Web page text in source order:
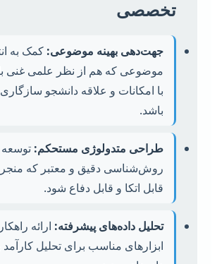
تخصصی
جهت‌دهی بهینه موضوعی: کمک به
موضوعی که هم از نظر علمی غنی
با امکانات و علاقه دانشجو
باشد.
طراحی متدولوژی مستحکم:
روش‌شناسی دقیق و معتبر که منجر
قابل اتکا و قابل دفاع شود.
تحلیل داده‌های پیشرفته: ارائه
ابزارهای مناسب برای تحلیل